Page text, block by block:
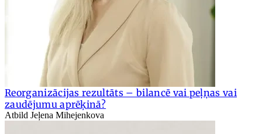
Reorganizācijas rezultāts – bilancē vai peļņas vai
zaudējumu aprēķinā?
Atbild Jeļena Mihejenkova